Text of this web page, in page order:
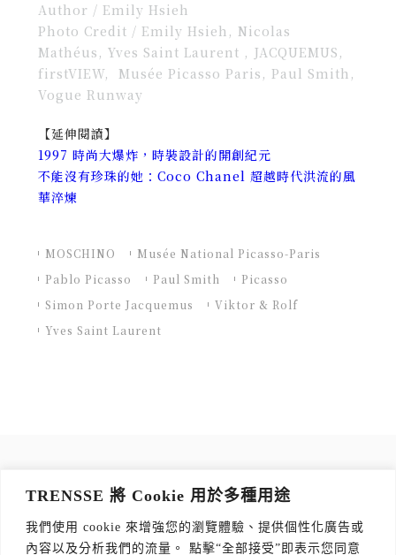
TRENSSE 將 Cookie 用於多種用途
我們使用 cookie 來增強您的瀏覽體驗、提供個性化廣告或
內容以及分析我們的流量。 點擊“全部接受”即表示您同意
Author / Emily Hsieh
Photo Credit / Emily Hsieh, Nicolas
Mathéus, Yves Saint Laurent , JACQUEMUS,
firstVIEW, Musée Picasso Paris, Paul Smith,
Vogue Runway
【延伸閱讀】
1997 時尚大爆炸，時裝設計的開創紀元
不能沒有珍珠的她：Coco Chanel 超越時代洪流的風
華淬煉
MOSCHINO
Musée National Picasso-Paris
Pablo Picasso
Paul Smith
Picasso
Simon Porte Jacquemus
Viktor & Rolf
Yves Saint Laurent
讀出你的品味，每週獲取質感生活 Tips！
訂閱傳思電子報*